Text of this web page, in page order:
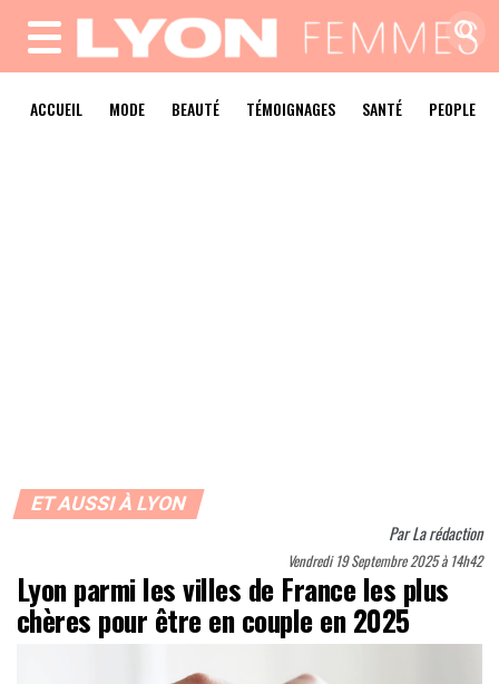
MENU
ACCUEIL MODE BEAUTÉ TÉMOIGNAGES SANTÉ PEOPLE
ET AUSSI À LYON
ParLa rédaction
Vendredi 19 Septembre 2025 à 14h42
Lyon parmi les villes de France les plus
chères pour être en couple en 2025